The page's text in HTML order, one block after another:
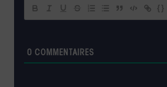
{}
0 COMMENTAIRES